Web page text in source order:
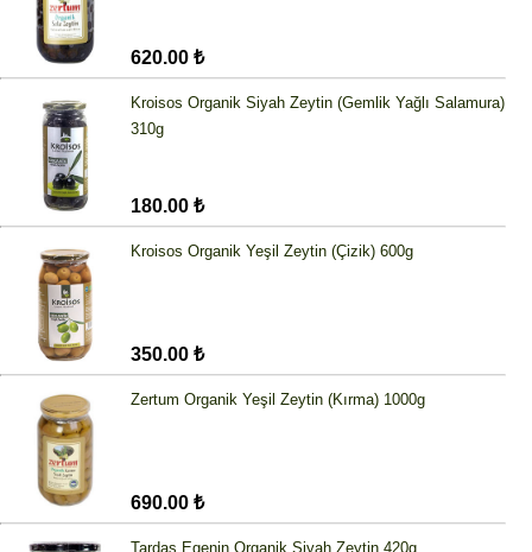
620.00 ₺
Kroisos Organik Siyah Zeytin (Gemlik Yağlı Salamura)
310g
180.00 ₺
Kroisos Organik Yeşil Zeytin (Çizik) 600g
350.00 ₺
Zertum Organik Yeşil Zeytin (Kırma) 1000g
690.00 ₺
Tardaş Egenin Organik Siyah Zeytin 420g